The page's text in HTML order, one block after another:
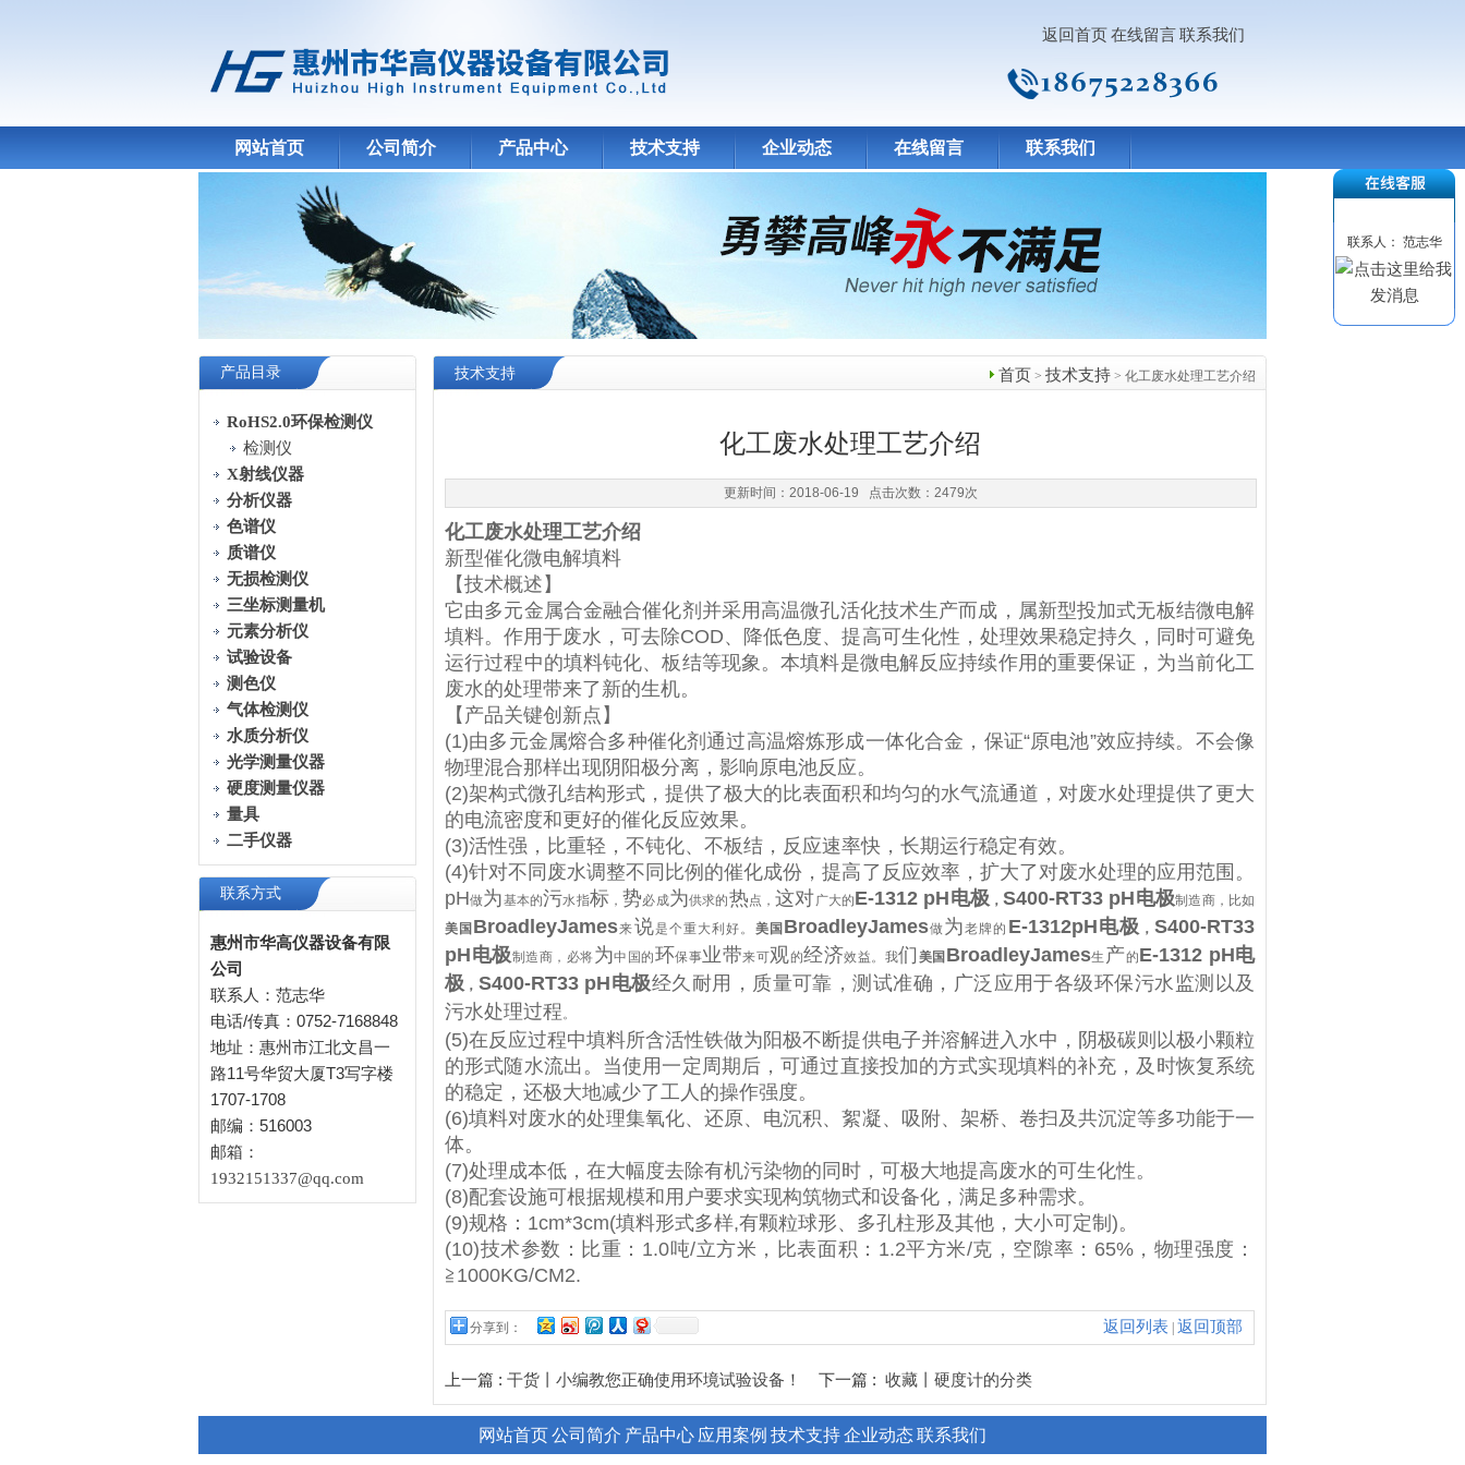
返回首页在线留言联系我们
网站首页 公司简介 产品中心 技术支持 企业动态 在线留言 联系我们
产品目录
RoHS2.0环保检测仪
检测仪
X射线仪器
分析仪器
色谱仪
质谱仪
无损检测仪
三坐标测量机
元素分析仪
试验设备
测色仪
气体检测仪
水质分析仪
光学测量仪器
硬度测量仪器
量具
二手仪器
联系方式
惠州市华高仪器设备有限
公司
联系人：范志华
电话/传真：0752-7168848
地址：惠州市江北文昌一
路11号华贸大厦T3写字楼
1707-1708
邮编：516003
邮箱：
1932151337@qq.com
首页 > 技术支持 > 化工废水处理工艺介绍
技术支持
化工废水处理工艺介绍
更新时间：2018-06-19 点击次数：2479次
化工废水处理工艺介绍
新型催化微电解填料
【技术概述】
它由多元金属合金融合催化剂并采用高温微孔活化技术生产而成，属新型投加式无板结微电解
填料。作用于废水，可去除COD、降低色度、提高可生化性，处理效果稳定持久，同时可避免
运行过程中的填料钝化、板结等现象。本填料是微电解反应持续作用的重要保证，为当前化工
废水的处理带来了新的生机。
【产品关键创新点】
(1)由多元金属熔合多种催化剂通过高温熔炼形成一体化合金，保证“原电池”效应持续。不会像
物理混合那样出现阴阳极分离，影响原电池反应。
(2)架构式微孔结构形式，提供了极大的比表面积和均匀的水气流通道，对废水处理提供了更大
的电流密度和更好的催化反应效果。
(3)活性强，比重轻，不钝化、不板结，反应速率快，长期运行稳定有效。
(4)针对不同废水调整不同比例的催化成份，提高了反应效率，扩大了对废水处理的应用范围。
pH做为基本的污水指标 ，势必成为供求的热点，这对广大的E-1312 pH电极 ，S400-RT33 pH电极制造商，比如
美国 BroadleyJames来说是个重大利好。 美国 BroadleyJames做为老牌的 E-1312pH电极 ， S400-RT33
pH电极制造商，必将为中国的环保事业带来可观的经济效益。我们 美国 BroadleyJames生 产的E-1312 pH电
极 ， S400-RT33 pH电极经久耐用，质量可靠，测试准确，广泛应用于各级环保污水监测以及
污水处理过程。
(5)在反应过程中填料所含活性铁做为阳极不断提供电子并溶解进入水中，阴极碳则以极小颗粒
的形式随水流出。当使用一定周期后，可通过直接投加的方式实现填料的补充，及时恢复系统
的稳定，还极大地减少了工人的操作强度。
(6)填料对废水的处理集氧化、还原、电沉积、絮凝、吸附、架桥、卷扫及共沉淀等多功能于一
体。
(7)处理成本低，在大幅度去除有机污染物的同时，可极大地提高废水的可生化性。
(8)配套设施可根据规模和用户要求实现构筑物式和设备化，满足多种需求。
(9)规格：1cm*3cm(填料形式多样,有颗粒球形、多孔柱形及其他，大小可定制)。
(10)技术参数：比重：1.0吨/立方米，比表面积：1.2平方米/克，空隙率：65%，物理强度：
≧1000KG/CM2.
分享到： 返回列表 返回顶部
上一篇 : 干货丨小编教您正确使用环境试验设备！ 下一篇 : 收藏丨硬度计的分类
网站首页公司简介 产品中心 应用案例 技术支持企业动态联系我们
联系人： 范志华